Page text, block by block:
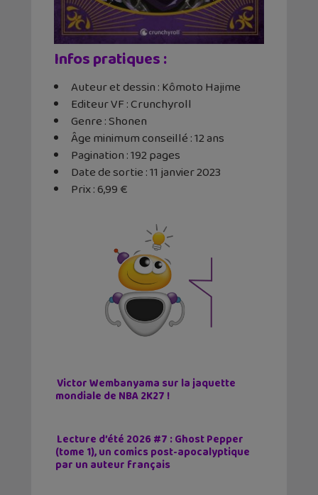
Infos pratiques :
Auteur et dessin : Kômoto Hajime
Editeur VF : Crunchyroll
Genre : Shonen
Âge minimum conseillé : 12 ans
Pagination : 192 pages
Date de sortie : 11 janvier 2023
Prix : 6,99 €
Victor Wembanyama sur la jaquette
mondiale de NBA 2K27 !
Lecture d’été 2026 #7 : Ghost Pepper
(tome 1), un comics post-apocalyptique
par un auteur français